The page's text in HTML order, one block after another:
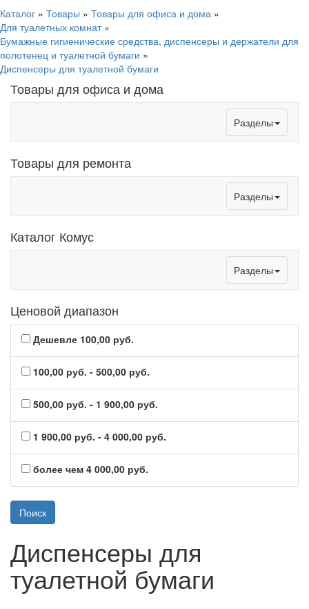
Каталог » Товары » Товары для офиса и дома »
Для туалетных комнат»
Бумажные гигиенические средства, диспенсеры и держатели для
полотенец и туалетной бумаги »
Диспенсеры для туалетной бумаги
Товары для офиса и дома
Toggle
navigation
Разделы
Товары для ремонта
Toggle
navigation
Разделы
Каталог Комус
Toggle
navigation
Разделы
Ценовой диапазон
Дешевле 100,00 руб.
100,00 руб. - 500,00 руб.
500,00 руб. - 1 900,00 руб.
1 900,00 руб. - 4 000,00 руб.
более чем 4 000,00 руб.
Диспенсеры для
туалетной бумаги